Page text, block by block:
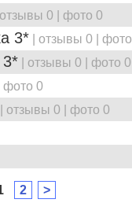
отзывы 0 | фото 0
3* | отзывы 0 |
3* | отзывы 0 | фото 0
фото 0
| отзывы 0 | фото 0
2 >